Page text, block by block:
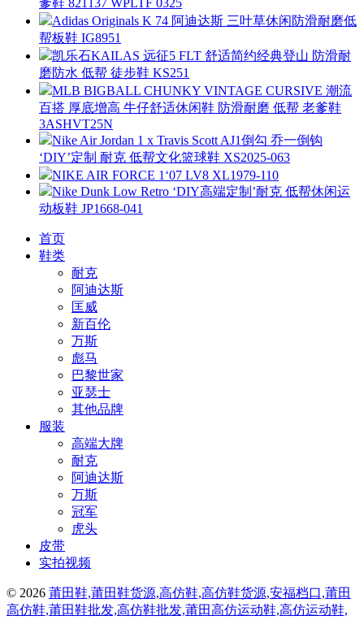
爹鞋 821137 WPLTF 0325
Adidas Originals K 74 阿迪达斯 三叶草休闲防滑耐磨低
帮板鞋 IG8951
凯乐石KAILAS 远征5 FLT 舒适简约经典登山 防滑耐
磨防水 低帮 徒步鞋 KS251
MLB BIGBALL CHUNKY VINTAGE CURSIVE 潮流
百搭 厚底增高 牛仔舒适休闲鞋 防滑耐磨 低帮 老爹鞋
3ASHVT25N
Nike Air Jordan 1 x Travis Scott AJ1倒勾 乔一倒钩
‘DIY’定制 耐克 低帮文化篮球鞋 XS2025-063
NIKE AIR FORCE 1‘07 LV8 XL1979-110
Nike Dunk Low Retro ‘DIY高端定制’耐克 低帮休闲运
动板鞋 JP1668-041
首页
鞋类
耐克
阿迪达斯
匡威
新百伦
万斯
彪马
巴黎世家
亚瑟士
其他品牌
服装
高端大牌
耐克
阿迪达斯
万斯
冠军
虎头
皮带
实拍视频
© 2026 莆田鞋,莆田鞋货源,高仿鞋,高仿鞋货源,安福档口,莆田
高仿鞋,莆田鞋批发,高仿鞋批发,莆田高仿运动鞋,高仿运动鞋,